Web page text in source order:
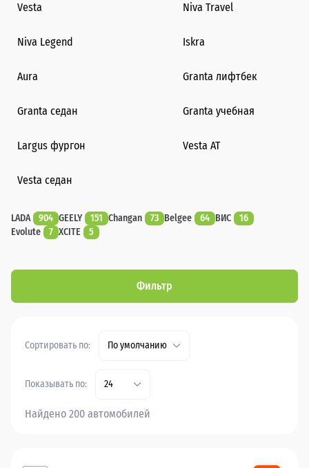
Vesta Niva Travel
Niva Legend Iskra
Aura Granta лифтбек
Granta седан Granta учебная
Largus фургон Vesta AT
Vesta седан
LADA 904 GEELY 151 Changan 73 Belgee 64 ВИС
16
Evolute
7 XCITE 5
Фильтр
Сортировать по: По умолчанию
Показывать по: 24
Найдено 200 автомобилей